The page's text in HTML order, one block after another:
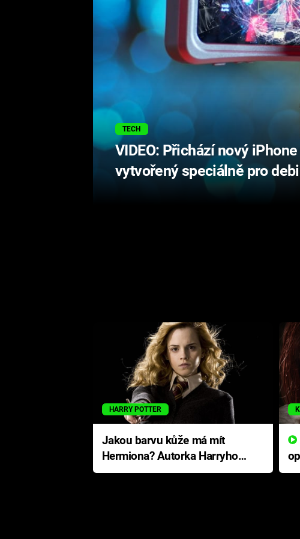
TECH
VIDEO: Přichází nový
vytvořený speciálně pro
HARRY POTTER
Jakou barvu kůže má mít
Hermiona? Autorka Harryho
Pottera přišla s ráznou
RECENZE: Smrtelné zlo se